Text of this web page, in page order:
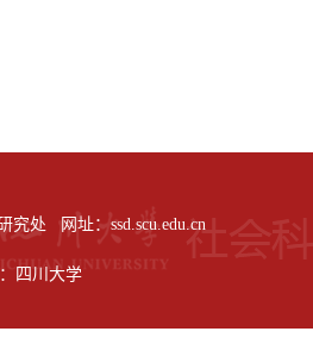
究处 网址：ssd.scu.edu.cn
四川大学